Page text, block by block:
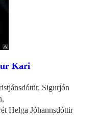
Kari
Sigurjón
Helga Jóhannsdóttir